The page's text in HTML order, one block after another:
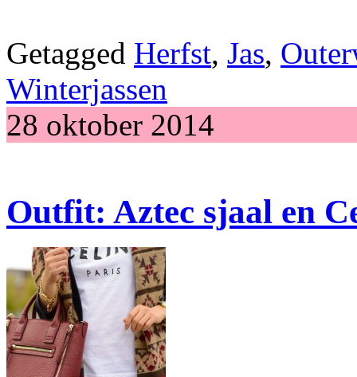
Getagged Herfst, Jas,
Winterjassen
28 oktober 2014
Outfit: Aztec sjaal en